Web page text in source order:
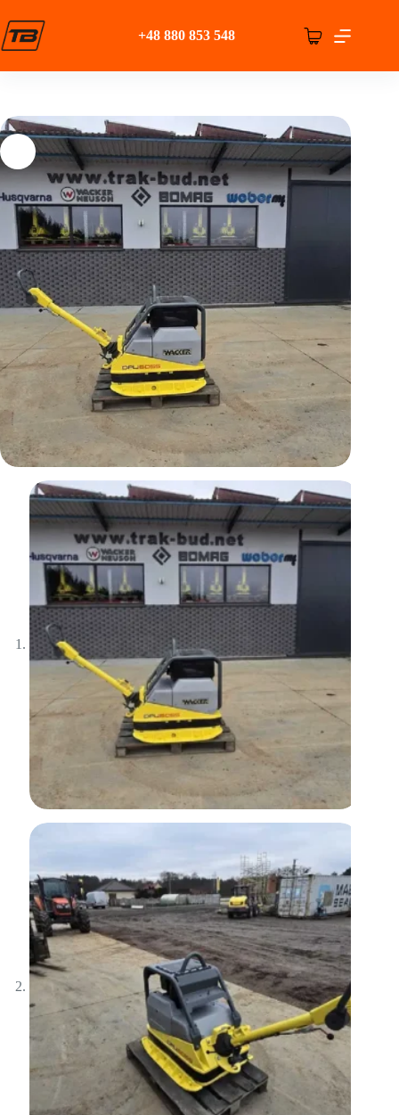
do
treści
+48 880 853 548 Koszyk